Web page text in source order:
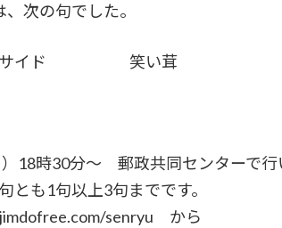
次の句でした。
ェノサイド 笑い茸
18時30分～ 郵政共同センターで行
とも1句以上3句までです。
senryu から